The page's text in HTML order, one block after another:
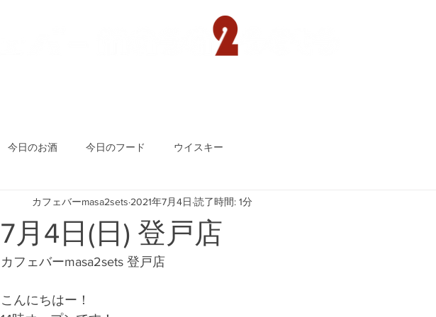
今日のお酒 今日のフード ウイスキー
7月4日(日) 登戸店
カフェバーmasa2sets 2021年7月4日 読了時間: 1分
カフェバーmasa2sets 登戸店
こんにちはー！